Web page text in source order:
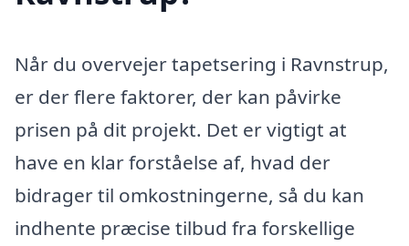
Når du overvejer tapetsering i Ravnstrup,
er der flere faktorer, der kan påvirke
prisen på dit projekt. Det er vigtigt at
have en klar forståelse af, hvad der
bidrager til omkostningerne, så du kan
indhente præcise tilbud fra forskellige